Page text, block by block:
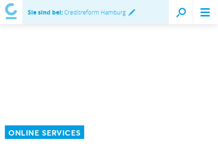
Sie sind bei:Creditreform Hamburg
ONLINE SERVICES